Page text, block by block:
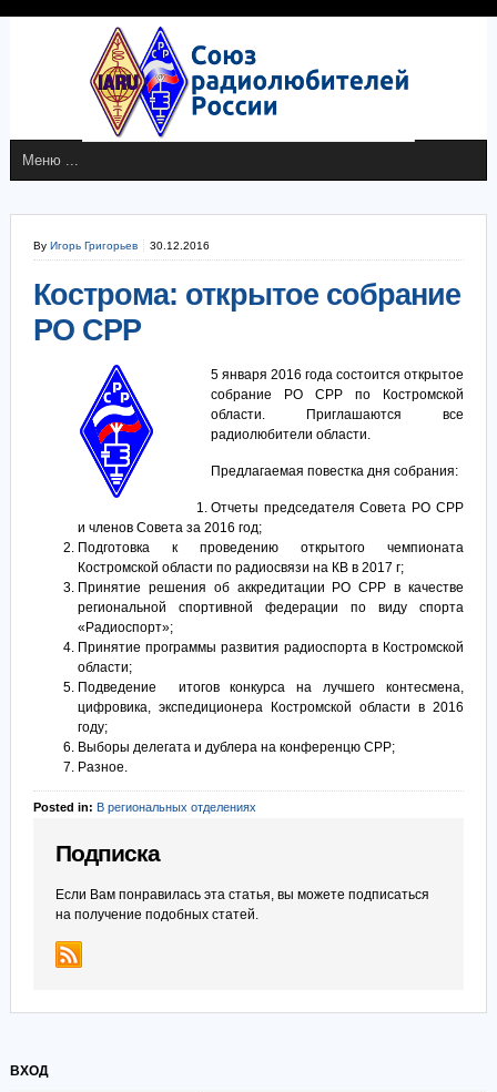
By Игорь Григорьев 30.12.2016
Кострома: открытое собрание
РО СРР
5 января 2016 года состоится открытое
собрание РО СРР по Костромской
области. Приглашаются все
радиолюбители области.
Предлагаемая повестка дня собрания:
Отчеты председателя Совета РО СРР
и членов Совета за 2016 год;
Подготовка к проведению открытого чемпионата
Костромской области по радиосвязи на КВ в 2017 г;
Принятие решения об аккредитации РО СРР в качестве
региональной спортивной федерации по виду спорта
«Радиоспорт»;
Принятие программы развития радиоспорта в Костромской
области;
Подведение итогов конкурса на лучшего контесмена,
цифровика, экспедиционера Костромской области в 2016
году;
Выборы делегата и дублера на конференцю СРР;
Разное.
Posted in: В региональных отделениях
Подписка
Если Вам понравилась эта статья, вы можете подписаться
на получение подобных статей.
ВХОД